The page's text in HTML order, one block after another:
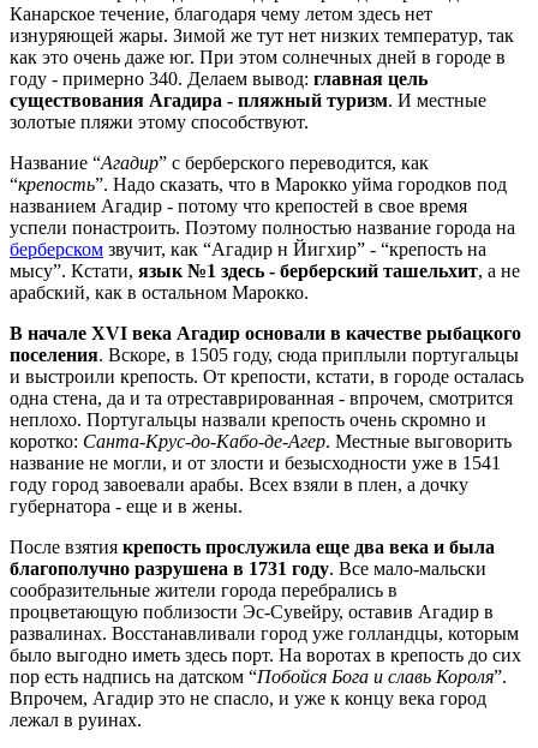
Канарское течение, благодаря чему летом здесь нет
изнуряющей жары. Зимой же тут нет низких температур, так
как это очень даже юг. При этом солнечных дней в городе в
году - примерно 340. Делаем вывод: главная цель
существования Агадира - пляжный туризм. И местные
золотые пляжи этому способствуют.
Название “Агадир” с берберского переводится, как
“крепость”. Надо сказать, что в Марокко уйма городков под
названием Агадир - потому что крепостей в свое время
успели понастроить. Поэтому полностью название города на
берберском звучит, как “Агадир н Йигхир” - “крепость на
мысу”. Кстати, язык №1 здесь - берберский ташельхит, а не
арабский, как в остальном Марокко.
В начале XVI века Агадир основали в качестве рыбацкого
поселения. Вскоре, в 1505 году, сюда приплыли португальцы
и выстроили крепость. От крепости, кстати, в городе осталась
одна стена, да и та отреставрированная - впрочем, смотрится
неплохо. Португальцы назвали крепость очень скромно и
коротко: Санта-Крус-до-Кабо-де-Агер. Местные выговорить
название не могли, и от злости и безысходности уже в 1541
году город завоевали арабы. Всех взяли в плен, а дочку
губернатора - еще и в жены.
После взятия крепость прослужила еще два века и была
благополучно разрушена в 1731 году. Все мало-мальски
сообразительные жители города перебрались в
процветающую поблизости Эс-Сувейру, оставив Агадир в
развалинах. Восстанавливали город уже голландцы, которым
было выгодно иметь здесь порт. На воротах в крепость до сих
пор есть надпись на датском “Побойся Бога и славь Короля”.
Впрочем, Агадир это не спасло, и уже к концу века город
лежал в руинах.